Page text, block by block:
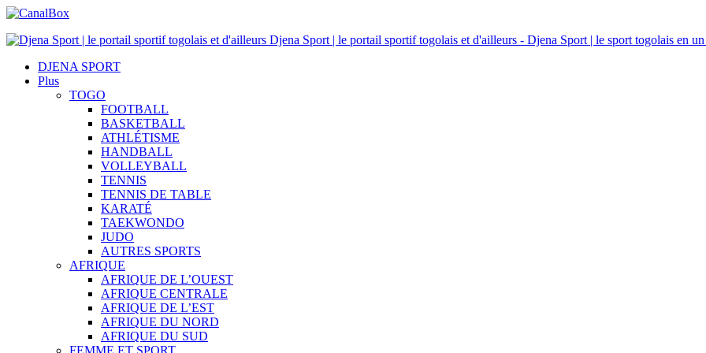
Djena Sport | le portail sportif togolais et d'ailleurs - Djena Sport | le sport togolais en
DJENA SPORT
Plus
TOGO
FOOTBALL
BASKETBALL
ATHLÉTISME
HANDBALL
VOLLEYBALL
TENNIS
TENNIS DE TABLE
KARATÉ
TAEKWONDO
JUDO
AUTRES SPORTS
AFRIQUE
AFRIQUE DE L’OUEST
AFRIQUE CENTRALE
AFRIQUE DE L’EST
AFRIQUE DU NORD
AFRIQUE DU SUD
FEMME ET SPORT